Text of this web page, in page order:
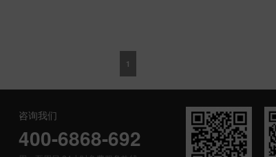
1
咨询我们
400-6868-692